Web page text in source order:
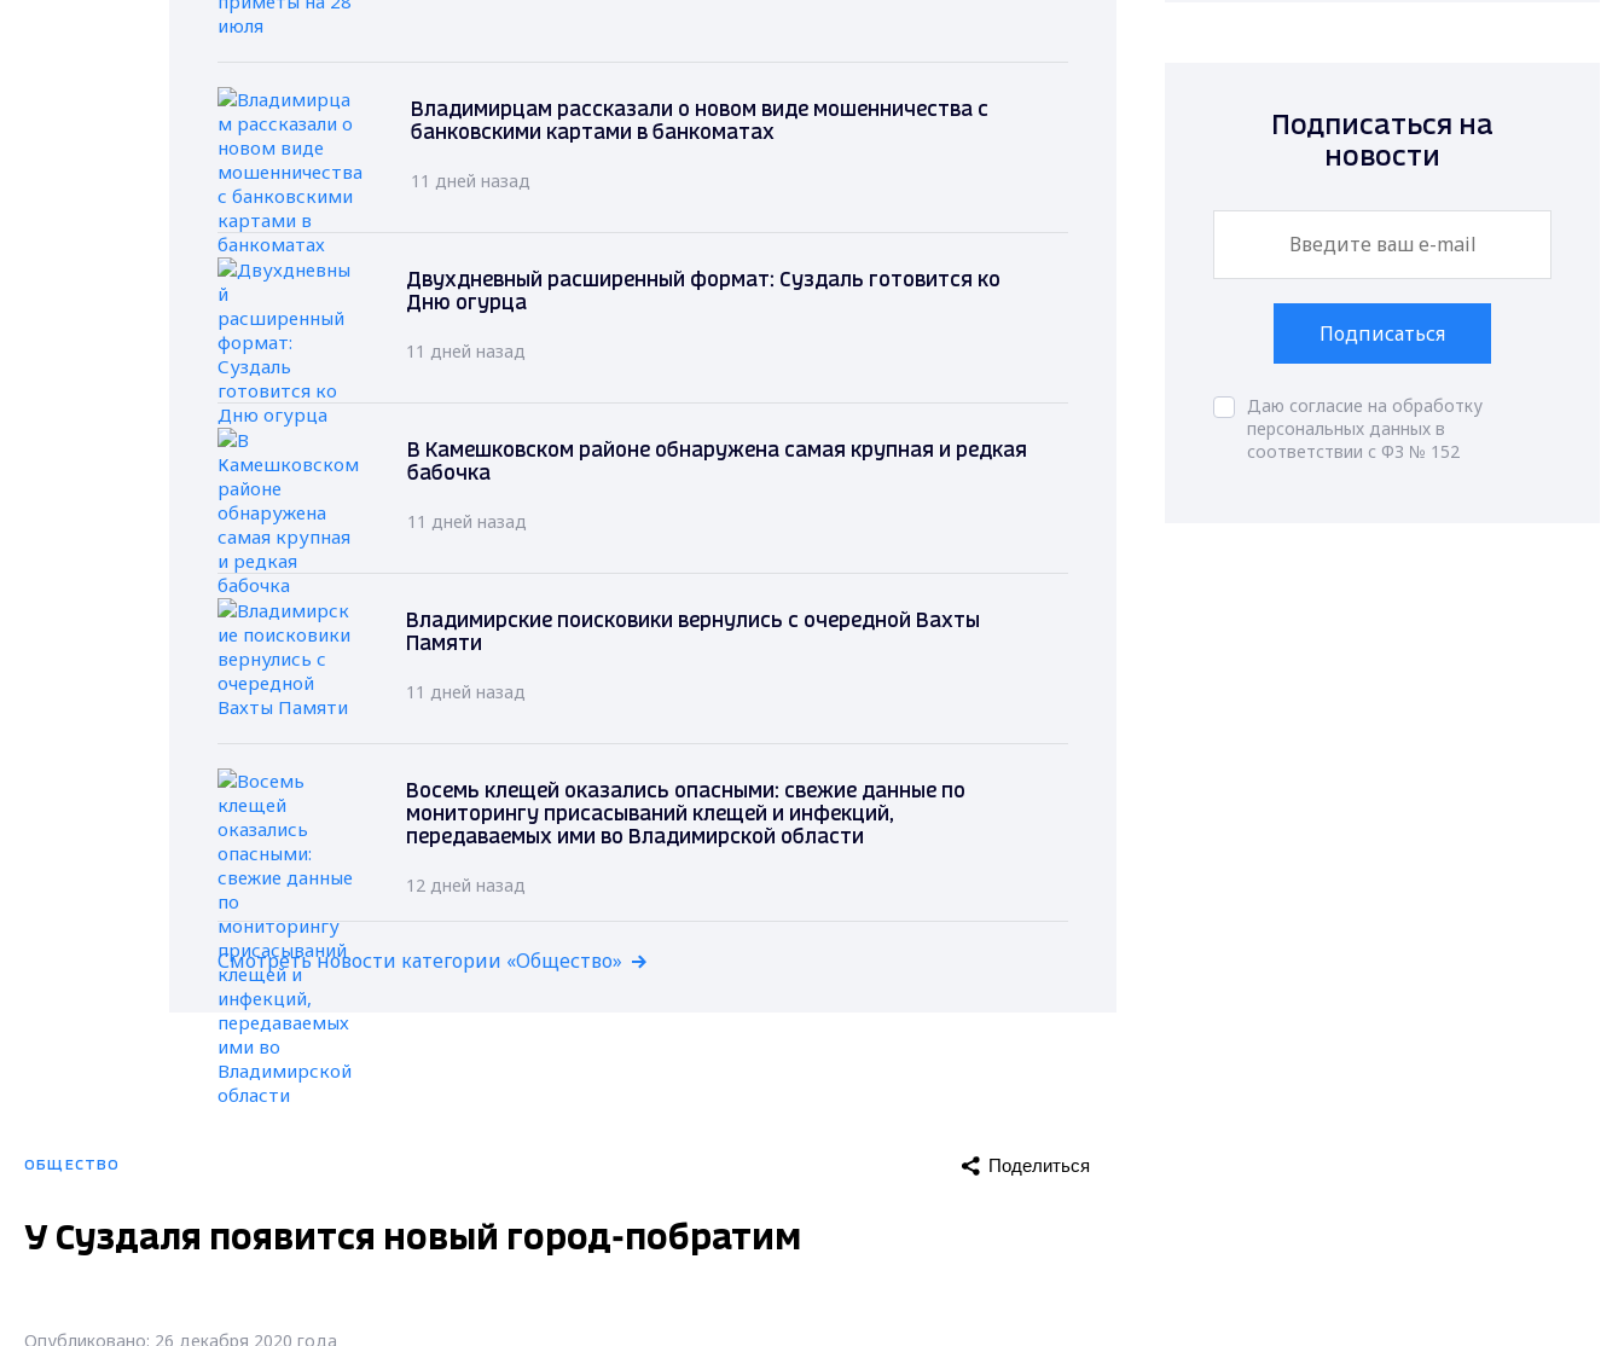
Владимирцам рассказали о новом виде мошенничества с
банковскими картами в банкоматах
11 дней назад
Двухдневный расширенный формат: Суздаль готовится ко
Дню огурца
11 дней назад
В Камешковском районе обнаружена самая крупная и редкая
бабочка
11 дней назад
Владимирские поисковики вернулись с очередной Вахты
Памяти
11 дней назад
Восемь клещей оказались опасными: свежие данные по
мониторингу присасываний клещей и инфекций,
передаваемых ими во Владимирской области
12 дней назад
Смотреть новости категории «Общество»
ОБЩЕСТВО Поделиться
У Суздаля появится новый город-побратим
Опубликовано: 26 декабря 2020 года
Подписаться на
новости
Подписаться
Даю согласие на обработку
персональных данных в
соответствии с ФЗ № 152